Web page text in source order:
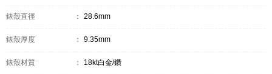
錶殼直徑 ： 28.6mm
錶殼厚度 ： 9.35mm
錶殼材質 ： 18kt白金/鑽